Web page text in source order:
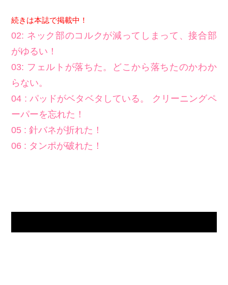
続きは本誌で掲載中！
02: ネック部のコルクが減ってしまって、接合部
がゆるい！
03: フェルトが落ちた。どこから落ちたのかわか
らない。
04 : パッドがベタベタしている。 クリーニングペ
ーパーを忘れた！
05 : 針バネが折れた！
06 : タンポが破れた！